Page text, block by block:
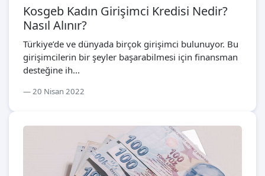
Kosgeb Kadın Girişimci Kredisi Nedir?
Nasıl Alınır?
Türkiye’de ve dünyada birçok girişimci bulunuyor. Bu
girişimcilerin bir şeyler başarabilmesi için finansman
desteğine ih...
20 Nisan 2022